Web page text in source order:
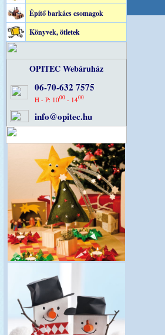
Építő barkács csomagok
Könyvek, ötletek
OPITEC Webáruház
06-70-632 7575
H - P: 1000- 1400
info@opitec.hu